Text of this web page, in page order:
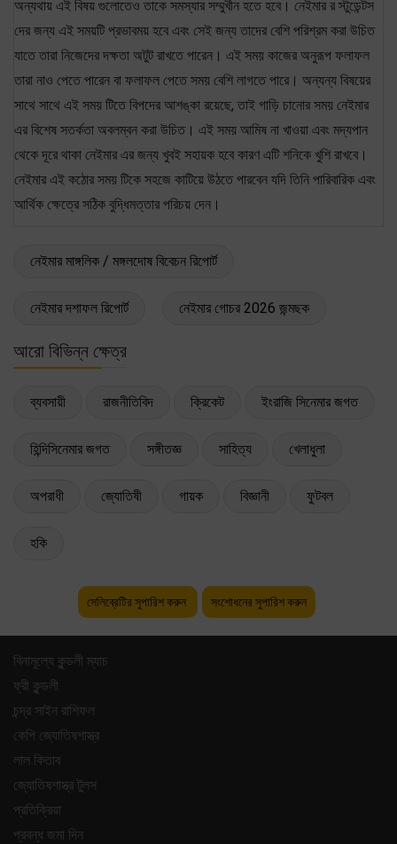
অন্যথায় এই বিষয় গুলোতেও তাকে সমস্যার সম্মুখীন হতে হবে। নেইমার র স্টুডেন্টস
দের জন্য এই সময়টি প্রভাবময় হবে এবং সেই জন্য তাদের বেশি পরিশ্রম করা উচিত
যাতে তারা নিজেদের দক্ষতা অটুট রাখতে পারেন। এই সময় কাজের অনুরূপ ফলাফল
তারা নাও পেতে পারেন বা ফলাফল পেতে সময় বেশি লাগতে পারে। অন্যন্য বিষয়ের
সাথে সাথে এই সময় টিতে বিপদের আশঙ্কা রয়েছে, তাই গাড়ি চানোর সময় নেইমার
এর বিশেষ সতর্কতা অবলম্বন করা উচিত। এই সময় আমিষ না খাওয়া এবং মদ্যপান
থেকে দূরে থাকা নেইমার এর জন্য খুবই সহায়ক হবে কারণ এটি শনিকে খুশি রাখবে।
নেইমার এই কঠোর সময় টিকে সহজে কাটিয়ে উঠতে পারবেন যদি তিনি পারিবারিক এবং
আর্থিক ক্ষেত্রে সঠিক বুদ্ধিমত্তার পরিচয় দেন।
নেইমার মাঙ্গলিক / মঙ্গলদোষ বিবেচন রিপোর্ট
নেইমার দশাফল রিপোর্ট নেইমার গোচর 2026 জন্মছক
আরো বিভিন্ন ক্ষেত্র
ব্যবসায়ী রাজনীতিবিদ ক্রিকেট ইংরাজি সিনেমার জগত
হিন্দিসিনেমার জগত সঙ্গীতজ্ঞ সাহিত্য খেলাধুলা
অপরাধী জ্যোতিষী গায়ক বিজ্ঞানী ফুটবল
হকি
সেলিব্রেটির সুপারিশ করুন সংশোধনের সুপারিশ করুন
বিনামূল্যে কুন্ডলী ম্যাচ
ফ্রী কুন্ডলী
চন্দ্র সাইন রাশিফল
কেপি জ্যোতিষশাস্ত্র
লাল কিতাব
জ্যোতিষশাস্ত্র টুলস
প্রতিক্রিয়া
প্রবন্ধ জমা দিন